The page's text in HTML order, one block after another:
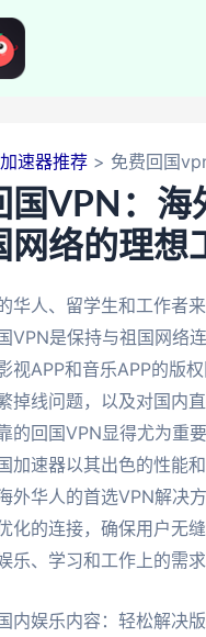
速器推荐 免费回国
国VPN：海
网络的理想
华人、留学生和工作者
VPN是保持与祖国网络
视APP和音乐APP的版
掉线问题，以及对国内
的回国VPN显得尤为重
加速器以其出色的性能
外华人的首选VPN解决
化的连接，确保用户无缝
乐、学习和工作上的需求
内娱乐内容：轻松解决